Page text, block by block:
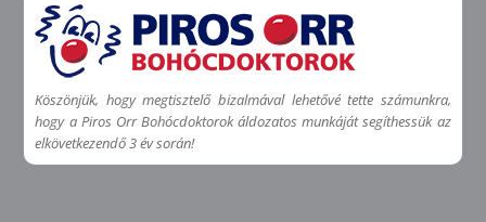
Köszönjük, hogy megtisztelő bizalmával lehetővé tette számunkra,
hogy a Piros Orr Bohócdoktorok áldozatos munkáját segíthessük az
elkövetkezendő 3 év során!